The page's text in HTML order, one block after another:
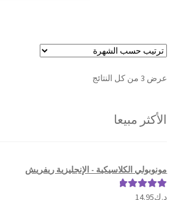
عرض ⁦3⁩ من كل النتائج
تم
الأكثر مبيعا
مونوبولي الكلاسيكية - الإنجليزية ريفريش
تم التقييم
د.ك14.95